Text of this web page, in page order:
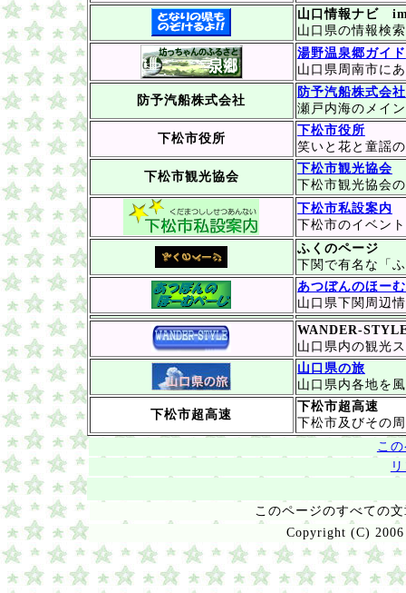
山口情報ナビ
山口県の情報検
湯野温泉郷ガイド
山口県周南市に
防予汽船株式会社
防予汽船株式会社
瀬戸内海のメイ
下松市役所
下松市役所
笑いと花と童謡
下松市観光協会
下松市観光協会
下松市観光協会
下松市私設案内
下松市のイベン
ふくのページ
下関で有名な「
あつぼんのほー
山口県下関周辺
WANDER-
山口県内の観光
山口県の旅
山口県内各地を
下松市超高速
下松市超高速
下松市及びその
こ
このページのすべての
Copyright (C)